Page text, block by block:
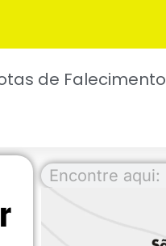
de Falecimento